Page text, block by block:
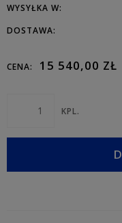
WYSYŁKA W:
DOSTAWA:
CENA:
15 540,00 ZŁ
KPL.